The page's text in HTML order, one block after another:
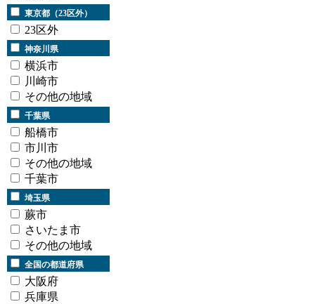
東京都（23区外）
23区外
神奈川県
横浜市
川崎市
その他の地域
千葉県
船橋市
市川市
その他の地域
千葉市
埼玉県
蕨市
さいたま市
その他の地域
全国の都道府県
大阪府
兵庫県